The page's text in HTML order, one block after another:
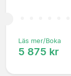
Läs mer/Boka
5 875 kr